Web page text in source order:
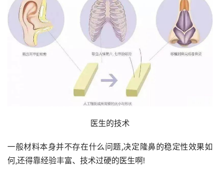
医生的技术
一般材料本身并不存在什么问题,决定隆鼻的稳定性效果如
何,还得靠经验丰富、技术过硬的医生啊!